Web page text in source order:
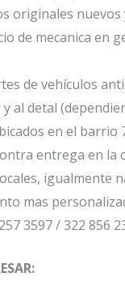
originales nuevos
de mecanica en
de vehículos
al detal
en el barrio
entrega en la
igualmente
mas
3597 / 322 856